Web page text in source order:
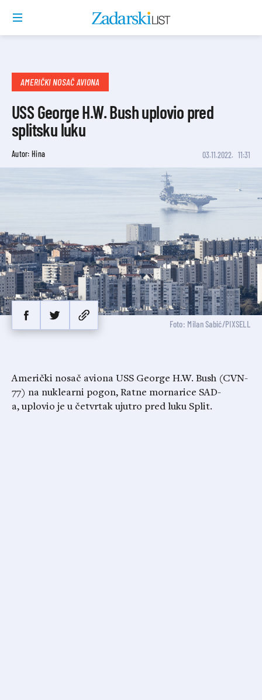
AMERIČKI NOSAČ AVIONA
USS George H.W. Bush uplovio pred
splitsku luku
Autor: Hina 03.11.2022. 11:31
Foto: Milan Sabić/PIXSELL
Američki nosač aviona USS George H.W. Bush (CVN-
77) na nuklearni pogon, Ratne mornarice SAD-
a, uplovio je u četvrtak ujutro pred luku Split.